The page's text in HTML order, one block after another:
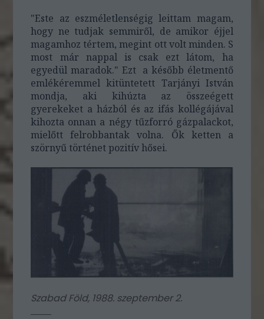
"Este az eszméletlenségig leittam magam,
hogy ne tudjak semmiről, de amikor éjjel
magamhoz tértem, megint ott volt minden. S
most már nappal is csak ezt látom, ha
egyedül maradok." Ezt a később életmentő
emlékéremmel kitüntetett Tarjányi István
mondja, aki kihúzta az összeégett
gyerekeket a házból és az ifás kollégájával
kihozta onnan a négy tűzforró gázpalackot,
mielőtt felrobbantak volna. Ők ketten a
szörnyű történet pozitív hősei.
Szabad Föld, 1988. szeptember 2.